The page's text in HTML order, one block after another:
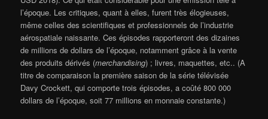
l’époque. Les critiques, quant à elles, furent très élogieuses,
même celles des scientifiques et professionnels de l’industrie
aérospatiale naissante. Ces épisodes rapporteront des dizaines
de millions de dollars de l’époque, notamment grâce à la vente
des produits dérivés (merchandising) ; livres, maquettes, etc.. (A
titre de comparaison la première saison de la série télévisée
Davy Crockett, qui comporte trois épisodes, a coûté 800 000
dollars de l’époque, soit 77 millions en monnaie constante.)